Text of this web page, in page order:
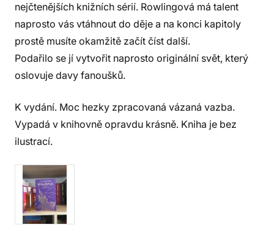
nejčtenějších knižních sérií. Rowlingová má talent
naprosto vás vtáhnout do děje a na konci kapitoly
prostě musíte okamžitě začít číst další.
Podařilo se jí vytvořit naprosto originální svět, který
oslovuje davy fanoušků.
K vydání. Moc hezky zpracovaná vázaná vazba.
Vypadá v knihovně opravdu krásně. Kniha je bez
ilustrací.